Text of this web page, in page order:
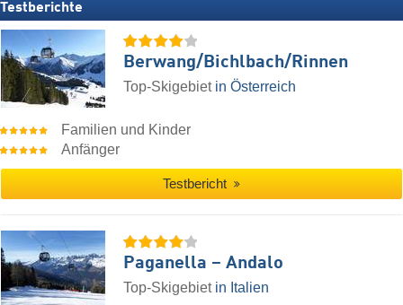
Testberichte
Berwang/​Bichlbach/​Rinnen
Top-Skigebiet in Österreich
Familien und Kinder
Anfänger
Testbericht
Paganella – Andalo
Top-Skigebiet in Italien